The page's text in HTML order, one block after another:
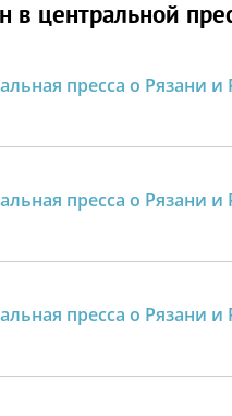
в центральной
пресса о Рязани и
пресса о Рязани и
пресса о Рязани и